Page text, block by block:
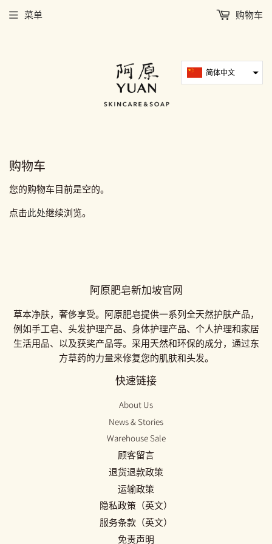
菜单 购物车
购物车
您的购物车目前是空的。
点击此处继续浏览。
阿原肥皂新加坡官网
草本净肤，奢侈享受。阿原肥皂提供一系列全天然护肤产品，
例如手工皂、头发护理产品、身体护理产品、个人护理和家居
生活用品、以及获奖产品等。采用天然和环保的成分，通过东
方草药的力量来修复您的肌肤和头发。
快速链接
About Us
News & Stories
Warehouse Sale
顾客留言
退货退款政策
运输政策
隐私政策（英文）
服务条款（英文）
免责声明
简体中文